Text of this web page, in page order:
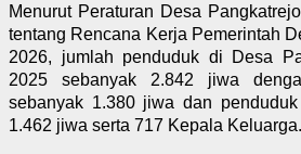
Menurut Peraturan Desa
tentang Rencana Kerja Pemerintah
2026, jumlah penduduk di Desa
2025 sebanyak 2.842 jiwa
sebanyak 1.380 jiwa dan
1.462 jiwa serta 717 Kepala Keluarga.